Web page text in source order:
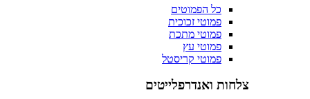
כל הפמוטים
פמוטי זכוכית
פמוטי מתכת
פמוטי עץ
פמוטי קריסטל
צלחות ואנדרפלייטים